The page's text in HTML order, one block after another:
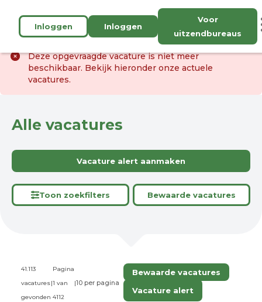
Inloggen Inloggen
Voor
uitzendbureaus
Deze opgevraagde vacature is niet meer
beschikbaar. Bekijk hieronder onze actuele
vacatures.
Alle vacatures
Vacature alert aanmaken
Toon zoekfilters Bewaarde vacatures
41.113
vacatures
gevonden
|
Pagina
1 van
4112
|
Bewaarde vacatures
Vacature alert